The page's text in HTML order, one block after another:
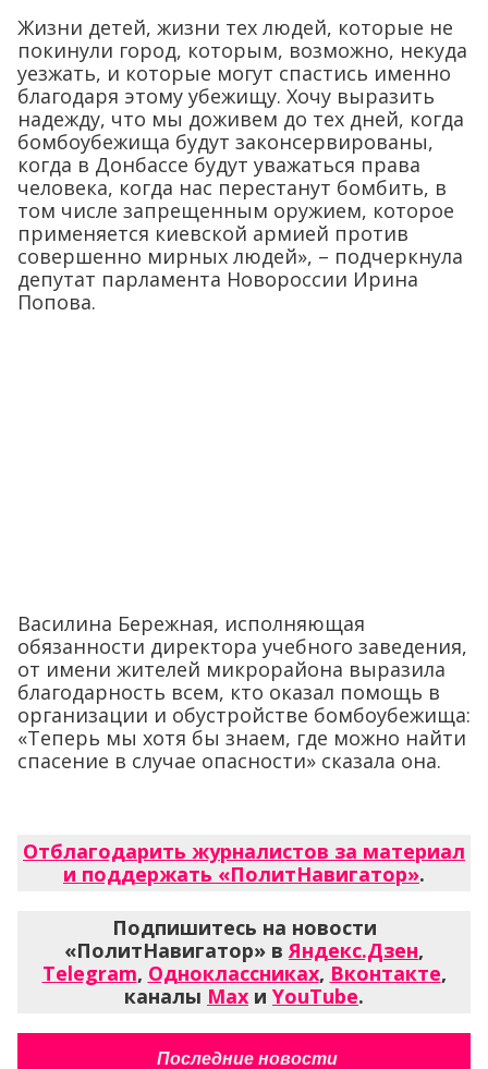
Жизни детей, жизни тех людей, которые не
покинули город, которым, возможно, некуда
уезжать, и которые могут спастись именно
благодаря этому убежищу. Хочу выразить
надежду, что мы доживем до тех дней, когда
бомбоубежища будут законсервированы,
когда в Донбассе будут уважаться права
человека, когда нас перестанут бомбить, в
том числе запрещенным оружием, которое
применяется киевской армией против
совершенно мирных людей», – подчеркнула
депутат парламента Новороссии Ирина
Попова.
Василина Бережная, исполняющая
обязанности директора учебного заведения,
от имени жителей микрорайона выразила
благодарность всем, кто оказал помощь в
организации и обустройстве бомбоубежища:
«Теперь мы хотя бы знаем, где можно найти
спасение в случае опасности» сказала она.
Отблагодарить журналистов за материал
и поддержать «ПолитНавигатор».
Подпишитесь на новости
«ПолитНавигатор» в Яндекс.Дзен,
Telegram, Одноклассниках, Вконтакте,
каналы Max и YouTube.
Последние новости